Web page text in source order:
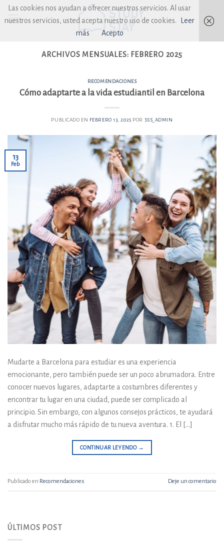
Skip
to
ARCHIVOS MENSUALES: FEBRERO 2025
RECOMENDACIONES
Cómo adaptarte a la vida estudiantil en Barcelona
PUBLICADO EN FEBRERO 13, 2025 POR SSS_ADMIN
13
Feb
Mudarte a Barcelona para estudiar es una experiencia
emocionante, pero también puede ser un poco abrumadora. Entre
conocer nuevos lugares, adaptarte a costumbres diferentes y
encontrar tu lugar en una ciudad, puede ser complicado al
principio. Sin embargo, con algunos consejos prácticos, te ayudará
a disfrutar mucho más rápido de tu nueva aventura. 1. El […]
CONTINUAR LEYENDO →
Publicado en Recomendaciones Deje un comentario
ÚLTIMOS POST
Las cookies nos ayudan a ofrecer nuestros servicios. Al usar
nuestros servicios, usted acepta nuestro uso de cookies.
Leer
más
Acepto